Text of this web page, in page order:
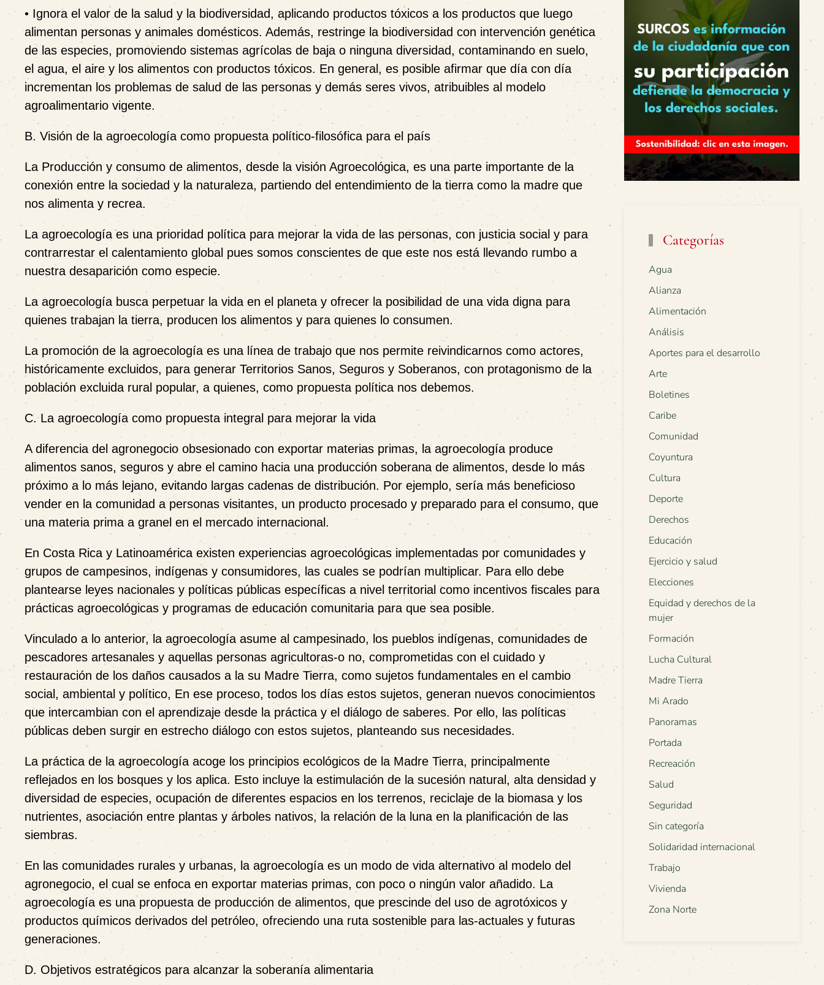
• Ignora el valor de la salud y la biodiversidad, aplicando productos tóxicos a los productos que luego
alimentan personas y animales domésticos. Además, restringe la biodiversidad con intervención genética
de las especies, promoviendo sistemas agrícolas de baja o ninguna diversidad, contaminando en suelo,
el agua, el aire y los alimentos con productos tóxicos. En general, es posible afirmar que día con día
incrementan los problemas de salud de las personas y demás seres vivos, atribuibles al modelo
agroalimentario vigente.
B. Visión de la agroecología como propuesta político-filosófica para el país
La Producción y consumo de alimentos, desde la visión Agroecológica, es una parte importante de la
conexión entre la sociedad y la naturaleza, partiendo del entendimiento de la tierra como la madre que
nos alimenta y recrea.
La agroecología es una prioridad política para mejorar la vida de las personas, con justicia social y para
contrarrestar el calentamiento global pues somos conscientes de que este nos está llevando rumbo a
nuestra desaparición como especie.
La agroecología busca perpetuar la vida en el planeta y ofrecer la posibilidad de una vida digna para
quienes trabajan la tierra, producen los alimentos y para quienes lo consumen.
La promoción de la agroecología es una línea de trabajo que nos permite reivindicarnos como actores,
históricamente excluidos, para generar Territorios Sanos, Seguros y Soberanos, con protagonismo de la
población excluida rural popular, a quienes, como propuesta política nos debemos.
C. La agroecología como propuesta integral para mejorar la vida
A diferencia del agronegocio obsesionado con exportar materias primas, la agroecología produce
alimentos sanos, seguros y abre el camino hacia una producción soberana de alimentos, desde lo más
próximo a lo más lejano, evitando largas cadenas de distribución. Por ejemplo, sería más beneficioso
vender en la comunidad a personas visitantes, un producto procesado y preparado para el consumo, que
una materia prima a granel en el mercado internacional.
En Costa Rica y Latinoamérica existen experiencias agroecológicas implementadas por comunidades y
grupos de campesinos, indígenas y consumidores, las cuales se podrían multiplicar. Para ello debe
plantearse leyes nacionales y políticas públicas específicas a nivel territorial como incentivos fiscales para
prácticas agroecológicas y programas de educación comunitaria para que sea posible.
Vinculado a lo anterior, la agroecología asume al campesinado, los pueblos indígenas, comunidades de
pescadores artesanales y aquellas personas agricultoras-o no, comprometidas con el cuidado y
restauración de los daños causados a la su Madre Tierra, como sujetos fundamentales en el cambio
social, ambiental y político, En ese proceso, todos los días estos sujetos, generan nuevos conocimientos
que intercambian con el aprendizaje desde la práctica y el diálogo de saberes. Por ello, las políticas
públicas deben surgir en estrecho diálogo con estos sujetos, planteando sus necesidades.
La práctica de la agroecología acoge los principios ecológicos de la Madre Tierra, principalmente
reflejados en los bosques y los aplica. Esto incluye la estimulación de la sucesión natural, alta densidad y
diversidad de especies, ocupación de diferentes espacios en los terrenos, reciclaje de la biomasa y los
nutrientes, asociación entre plantas y árboles nativos, la relación de la luna en la planificación de las
siembras.
En las comunidades rurales y urbanas, la agroecología es un modo de vida alternativo al modelo del
agronegocio, el cual se enfoca en exportar materias primas, con poco o ningún valor añadido. La
agroecología es una propuesta de producción de alimentos, que prescinde del uso de agrotóxicos y
productos químicos derivados del petróleo, ofreciendo una ruta sostenible para las-actuales y futuras
generaciones.
D. Objetivos estratégicos para alcanzar la soberanía alimentaria
Categorías
Agua
Alianza
Alimentación
Análisis
Aportes para el desarrollo
Arte
Boletines
Caribe
Comunidad
Coyuntura
Cultura
Deporte
Derechos
Educación
Ejercicio y salud
Elecciones
Equidad y derechos de la
mujer
Formación
Lucha Cultural
Madre Tierra
Mi Arado
Panoramas
Portada
Recreación
Salud
Seguridad
Sin categoría
Solidaridad internacional
Trabajo
Vivienda
Zona Norte